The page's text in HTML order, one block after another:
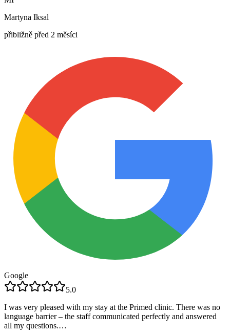
Martyna Iksal
přibližně před 2 měsíci
Google
5.0
I was very pleased with my stay at the Primed clinic. There was no
language barrier – the staff communicated perfectly and answered
all my questions.…